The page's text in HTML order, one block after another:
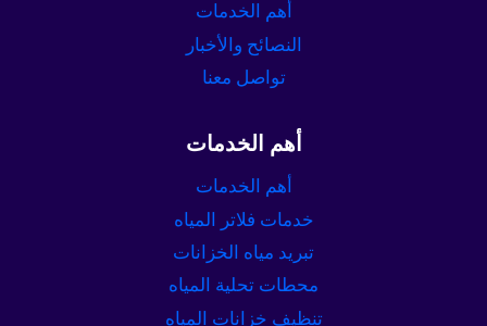
أهم الخدمات
النصائح والأخبار
تواصل معنا
أهم الخدمات
أهم الخدمات
خدمات فلاتر المياه
تبريد مياه الخزانات
محطات تحلية المياه
تنظيف خزانات المياه